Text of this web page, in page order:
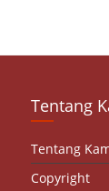
Tentang
Tentang
Copyright